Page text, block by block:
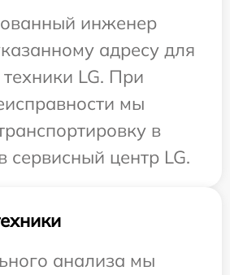
инженер
адресу для
LG. При
мы
в
сервисный центр LG.
анализа мы